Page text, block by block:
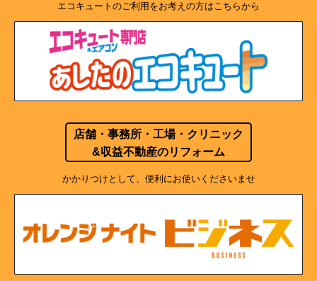
エコキュートのご利用をお考えの方はこちらから
店舗・事務所・工場・クリニック
&収益不動産のリフォーム
かかりつけとして、便利にお使いくださいませ